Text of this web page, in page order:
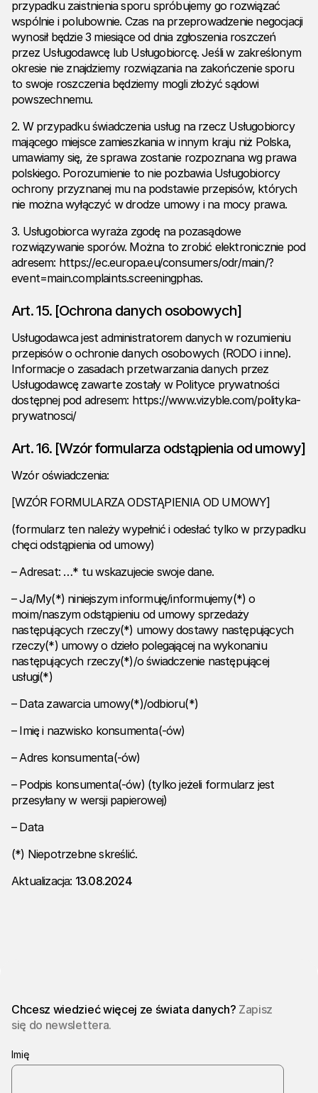
przypadku zaistnienia sporu spróbujemy go rozwiązać
wspólnie i polubownie. Czas na przeprowadzenie negocjacji
wynosił będzie 3 miesiące od dnia zgłoszenia roszczeń
przez Usługodawcę lub Usługobiorcę. Jeśli w zakreślonym
okresie nie znajdziemy rozwiązania na zakończenie sporu
to swoje roszczenia będziemy mogli złożyć sądowi
powszechnemu.
2. W przypadku świadczenia usług na rzecz Usługobiorcy
mającego miejsce zamieszkania w innym kraju niż Polska,
umawiamy się, że sprawa zostanie rozpoznana wg prawa
polskiego. Porozumienie to nie pozbawia Usługobiorcy
ochrony przyznanej mu na podstawie przepisów, których
nie można wyłączyć w drodze umowy i na mocy prawa.
3. Usługobiorca wyraża zgodę na pozasądowe
rozwiązywanie sporów. Można to zrobić elektronicznie pod
adresem: https://ec.europa.eu/consumers/odr/main/?
event=main.complaints.screeningphas.
Art. 15. [Ochrona danych osobowych]
Usługodawca jest administratorem danych w rozumieniu
przepisów o ochronie danych osobowych (RODO i inne).
Informacje o zasadach przetwarzania danych przez
Usługodawcę zawarte zostały w Polityce prywatności
dostępnej pod adresem: https://www.vizyble.com/polityka-
prywatnosci/
Art. 16. [Wzór formularza odstąpienia od umowy]
Wzór oświadczenia:
[WZÓR FORMULARZA ODSTĄPIENIA OD UMOWY]
(formularz ten należy wypełnić i odesłać tylko w przypadku
chęci odstąpienia od umowy)
– Adresat: …* tu wskazujecie swoje dane.
– Ja/My(*) niniejszym informuję/informujemy(*) o
moim/naszym odstąpieniu od umowy sprzedaży
następujących rzeczy(*) umowy dostawy następujących
rzeczy(*) umowy o dzieło polegającej na wykonaniu
następujących rzeczy(*)/o świadczenie następującej
usługi(*)
– Data zawarcia umowy(*)/odbioru(*)
– Imię i nazwisko konsumenta(-ów)
– Adres konsumenta(-ów)
– Podpis konsumenta(-ów) (tylko jeżeli formularz jest
przesyłany w wersji papierowej)
– Data
(*) Niepotrzebne skreślić.
Aktualizacja: 13.08.2024
Chcesz wiedzieć więcej ze świata danych? Zapisz
się do newslettera.
Imię